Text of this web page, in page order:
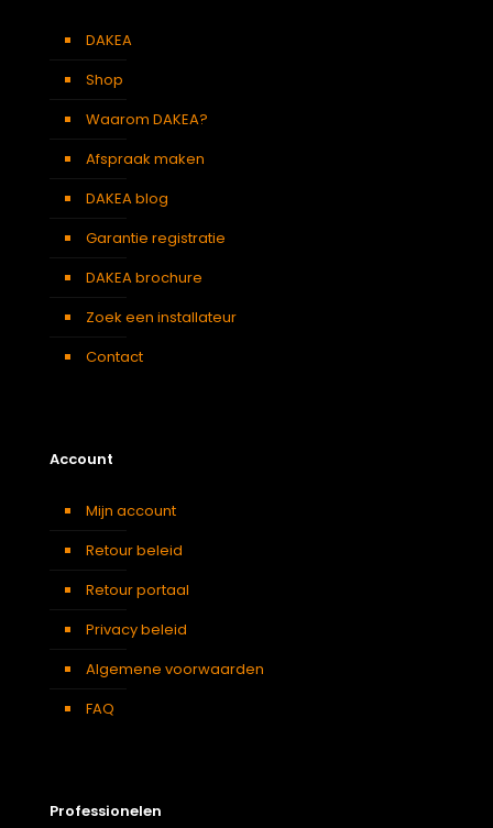
Verduisterend
gordijn
DAKEA
Shop
Waarom DAKEA?
Afspraak maken
DAKEA blog
Garantie registratie
DAKEA brochure
Zoek een installateur
Contact
Account
Mijn account
Retour beleid
Retour portaal
Privacy beleid
Algemene voorwaarden
FAQ
Professionelen